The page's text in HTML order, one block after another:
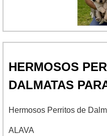
HERMOSOS
DALMATAS
Hermosos Perritos de
ALAVA